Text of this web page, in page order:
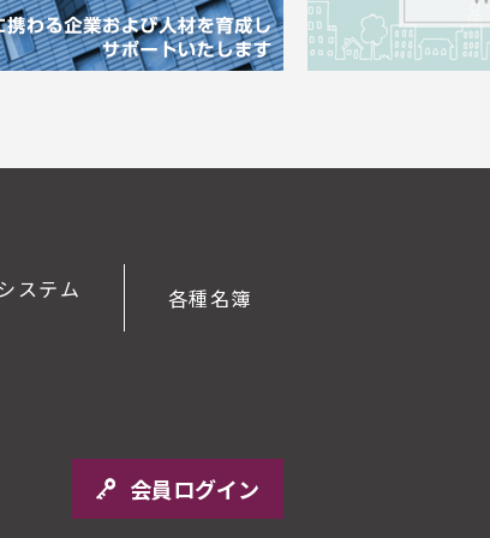
ステム 各種名簿
会員ログイン